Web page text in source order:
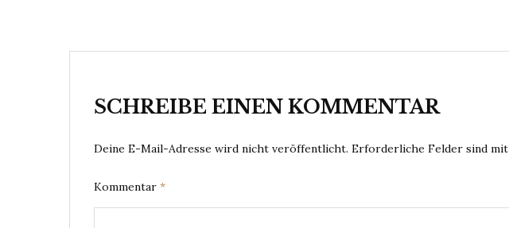
SCHREIBE EINEN KOMMENTAR
Deine E-Mail-Adresse wird nicht veröffentlicht. Erforderliche Felder sind mit
Kommentar *